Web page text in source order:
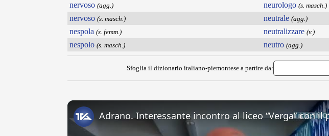
nervoso (agg.)
nervoso (s. masch.)
nespola (s. femm.)
nespolo (s. masch.)
neurologo (s. masch.)
neutrale (agg.)
neutralizzare (v.)
neutro (agg.)
Sfoglia il dizionario italiano-piemontese a partire da: